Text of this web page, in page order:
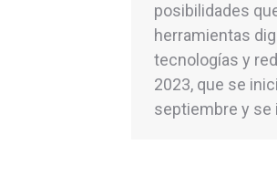
posibilidades
herramientas
tecnologías y
2023, que se
septiembre y se